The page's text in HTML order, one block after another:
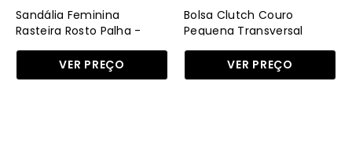
11641
-
BR
Sandália Feminina
Rasteira Rosto Palha -
Branca
VER PREÇO
-
PR
Bolsa Clutch Couro
Pequena Transversal
Preta BSI-5873 - PR
VER PREÇO